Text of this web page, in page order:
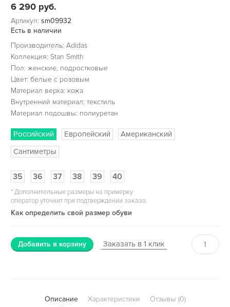
6 290 руб.
Артикул: sm09932
Есть в наличии
Производитель: Adidas
Коллекция: Stan Smith
Пол: женские, подростковые
Цвет: белые с розовым
Материал верха: кожа
Внутренний материал: текстиль
Материал подошвы: полиуретан
Российский Европейский
Американский
Сантиметры
35 36 37 38 39 40
*Дополнительные размеры на примерку
оператор уточнит при подтверждении заказа.
Как определить свой размер обуви
Добавить в корзину Заказать в 1 клик
Описание Характеристики Отзывы (0)